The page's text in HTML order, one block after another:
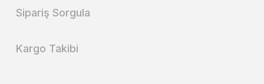
Sipariş Sorgula
Kargo Takibi